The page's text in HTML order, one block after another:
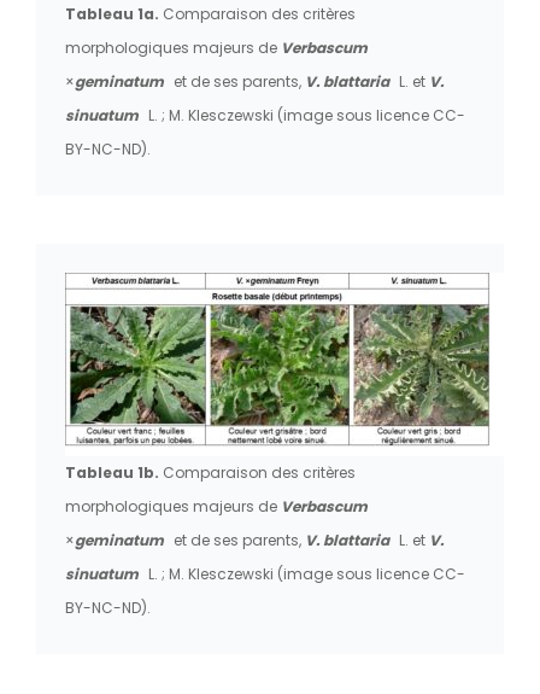
Tableau 1a. Comparaison des critères
morphologiques majeurs de Verbascum
×geminatum et de ses parents, V. blattaria L. et V.
sinuatum L. ; M. Klesczewski (image sous licence CC-
BY-NC-ND).
Tableau 1b. Comparaison des critères
morphologiques majeurs de Verbascum
×geminatum et de ses parents, V. blattaria L. et V.
sinuatum L. ; M. Klesczewski (image sous licence CC-
BY-NC-ND).